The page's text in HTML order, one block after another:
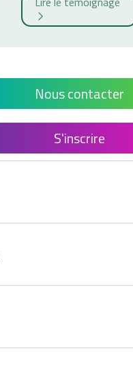
Nous contacter
S'inscrire